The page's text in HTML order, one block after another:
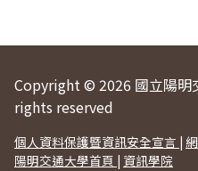
Copyright © 2026 國立陽明
rights reserved
個人資料保護暨資訊安全宣言 |
陽明交通大學首頁 | 資訊學院